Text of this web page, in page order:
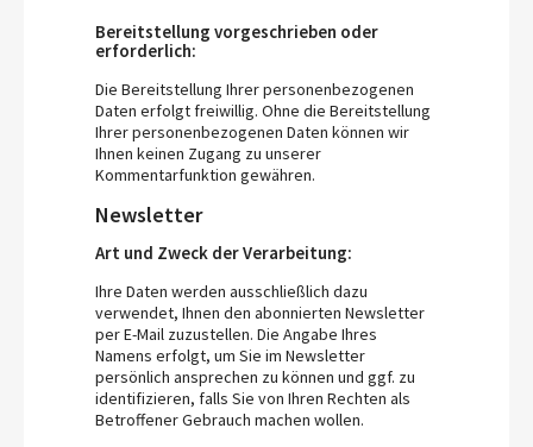
Bereitstellung vorgeschrieben oder
erforderlich:
Die Bereitstellung Ihrer personenbezogenen
Daten erfolgt freiwillig. Ohne die Bereitstellung
Ihrer personenbezogenen Daten können wir
Ihnen keinen Zugang zu unserer
Kommentarfunktion gewähren.
Newsletter
Art und Zweck der Verarbeitung:
Ihre Daten werden ausschließlich dazu
verwendet, Ihnen den abonnierten Newsletter
per E-Mail zuzustellen. Die Angabe Ihres
Namens erfolgt, um Sie im Newsletter
persönlich ansprechen zu können und ggf. zu
identifizieren, falls Sie von Ihren Rechten als
Betroffener Gebrauch machen wollen.